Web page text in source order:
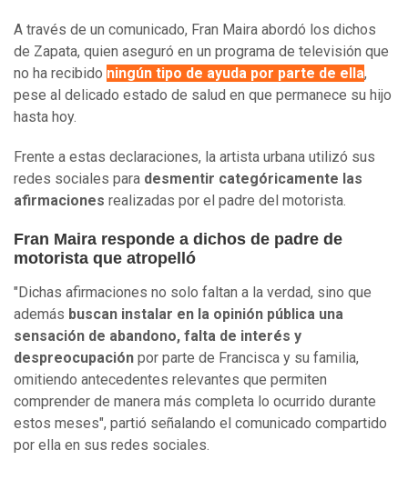
A través de un comunicado, Fran Maira abordó los dichos
de Zapata, quien aseguró en un programa de televisión que
no ha recibido ningún tipo de ayuda por parte de ella,
pese al delicado estado de salud en que permanece su hijo
hasta hoy.
Frente a estas declaraciones, la artista urbana utilizó sus
redes sociales para desmentir categóricamente las
afirmaciones realizadas por el padre del motorista.
Fran Maira responde a dichos de padre de
motorista que atropelló
"Dichas afirmaciones no solo faltan a la verdad, sino que
además buscan instalar en la opinión pública una
sensación de abandono, falta de interés y
despreocupación por parte de Francisca y su familia,
omitiendo antecedentes relevantes que permiten
comprender de manera más completa lo ocurrido durante
estos meses", partió señalando el comunicado compartido
por ella en sus redes sociales.